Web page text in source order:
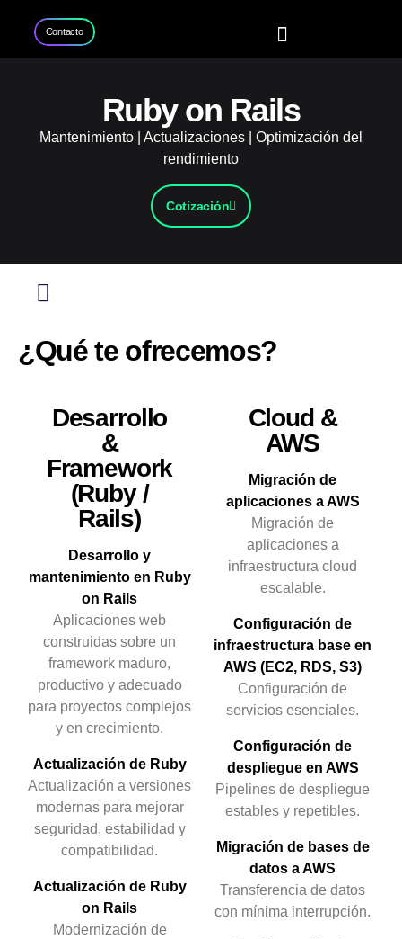
Contacto
Ruby on Rails
Mantenimiento | Actualizaciones | Optimización del
rendimiento
Cotización
¿Qué te ofrecemos?
Desarrollo
&
Framework
(Ruby /
Rails)
Desarrollo y
mantenimiento en Ruby
on Rails
Aplicaciones web
construidas sobre un
framework maduro,
productivo y adecuado
para proyectos complejos
y en crecimiento.
Actualización de Ruby
Actualización a versiones
modernas para mejorar
seguridad, estabilidad y
compatibilidad.
Actualización de Ruby
on Rails
Modernización de
Cloud &
AWS
Migración de
aplicaciones a AWS
Migración de
aplicaciones a
infraestructura cloud
escalable.
Configuración de
infraestructura base en
AWS (EC2, RDS, S3)
Configuración de
servicios esenciales.
Configuración de
despliegue en AWS
Pipelines de despliegue
estables y repetibles.
Migración de bases de
datos a AWS
Transferencia de datos
con mínima interrupción.